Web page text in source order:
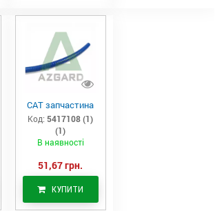
САТ запчастина
Код: 5417108 (1)
(1)
В наявності
51,67 грн.
КУПИТИ